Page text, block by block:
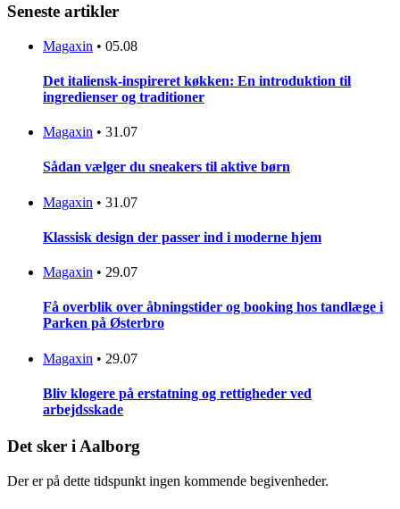
Seneste artikler
Magaxin • 05.08
Det italiensk-inspireret køkken: En introduktion til
ingredienser og traditioner
Magaxin • 31.07
Sådan vælger du sneakers til aktive børn
Magaxin • 31.07
Klassisk design der passer ind i moderne hjem
Magaxin • 29.07
Få overblik over åbningstider og booking hos tandlæge i
Parken på Østerbro
Magaxin • 29.07
Bliv klogere på erstatning og rettigheder ved
arbejdsskade
Det sker i Aalborg
Der er på dette tidspunkt ingen kommende begivenheder.